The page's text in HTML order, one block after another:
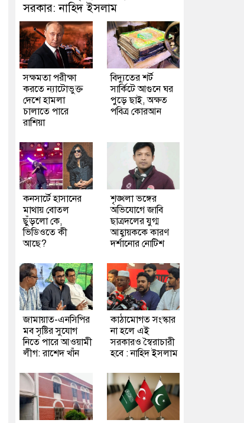
সরকার: নাহিদ ইসলাম
সক্ষমতা পরীক্ষা
করতে ন্যাটোভুক্ত
দেশে হামলা
চালাতে পারে
রাশিয়া
বিদ্যুতের শর্ট
সার্কিটে আগুনে ঘর
পুড়ে ছাই, অক্ষত
পবিত্র কোরআন
কনসার্টে হাসানের
মাথায় বোতল
ছুঁড়লো কে,
ভিডিওতে কী
আছে?
শৃঙ্খলা ভঙ্গের
অভিযোগে জাবি
ছাত্রদলের যুগ্ম
আহ্বায়ককে কারণ
দর্শানোর নোটিশ
জামায়াত-এনসিপির
মব সৃষ্টির সুযোগ
নিতে পারে আওয়ামী
লীগ: রাশেদ খাঁন
কাঠামোগত সংস্কার
না হলে এই
সরকারও স্বৈরাচারী
হবে : নাহিদ ইসলাম